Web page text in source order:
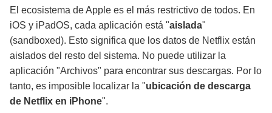
El ecosistema de Apple es el más restrictivo de todos. En
iOS y iPadOS, cada aplicación está "aislada"
(sandboxed). Esto significa que los datos de Netflix están
aislados del resto del sistema. No puede utilizar la
aplicación "Archivos" para encontrar sus descargas. Por lo
tanto, es imposible localizar la "ubicación de descarga
de Netflix en iPhone".